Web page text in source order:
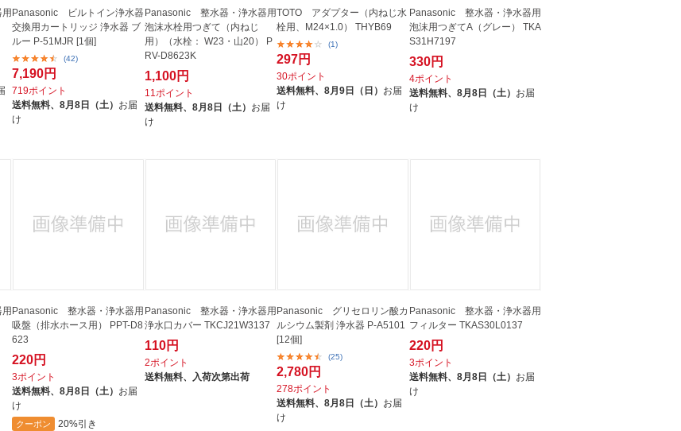
Panasonic ビルトイン浄水器
交換用カートリッジ 浄水器 ブ
ルー P-51MJR [1個]
(42)
7,190円
719ポイント
送料無料、8月8日（土） お届
け
Panasonic 整水器・浄水器用
泡沫水栓用つぎて（内ねじ
用）（水栓： W23・山20） P
RV-D8623K
1,100円
11ポイント
送料無料、 8月8日（土） お届
け
TOTO アダプター（内ねじ水
栓用、M24×1.0） THYB69
(1)
297円
30ポイント
送料無料、8月9日（日） お届
け
Panasonic 整水器・浄水器用
泡沫用つぎてA（グレー） TKA
S31H7197
330円
4ポイント
送料無料、 8月8日（土） お届
け
Panasonic 整水器・浄水器用
吸盤（排水ホース用） PPT-D8
623
220円
3ポイント
送料無料、8月8日（土） お届
け
クーポン 20%引き
Panasonic 整水器・浄水器用
浄水口カバー TKCJ21W3137
110円
2ポイント
送料無料、
入荷次第出荷
Panasonic グリセロリン酸カ
ルシウム製剤 浄水器 P-A5101
[12個]
(25)
2,780円
278ポイント
送料無料、8月8日（土） お届
け
Panasonic 整水器・浄水器用
フィルター TKAS30L0137
220円
3ポイント
送料無料、 8月8日（土） お届
け